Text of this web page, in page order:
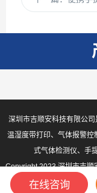
深圳市吉顺安科技有限公
温湿度带打印、气体报警
式气体检测仪、手
Copyright 2023 深圳市吉顺
在线咨询